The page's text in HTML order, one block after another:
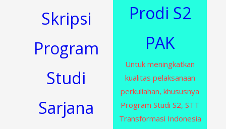
Skripsi
Program
Studi
Sarjana
Prodi S2
PAK
Untuk meningkatkan
kualitas pelaksanaan
perkuliahan, khususnya
Program Studi S2, STT
Transformasi Indonesia